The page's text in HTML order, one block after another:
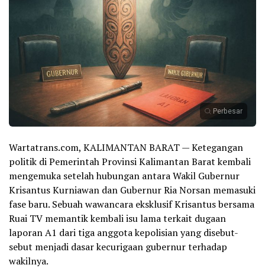
Perbesar
Wartatrans.com, KALIMANTAN BARAT — Ketegangan
politik di Pemerintah Provinsi Kalimantan Barat kembali
mengemuka setelah hubungan antara Wakil Gubernur
Krisantus Kurniawan dan Gubernur Ria Norsan memasuki
fase baru. Sebuah wawancara eksklusif Krisantus bersama
Ruai TV memantik kembali isu lama terkait dugaan
laporan A1 dari tiga anggota kepolisian yang disebut-
sebut menjadi dasar kecurigaan gubernur terhadap
wakilnya.